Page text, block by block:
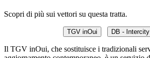
Scopri di più sui vettori su questa tratta.
TGV inOui DB - Intercity
Il TGV inOui, che sostituisce i tradizionali